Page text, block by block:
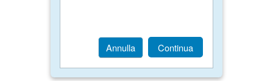
Annulla Continua